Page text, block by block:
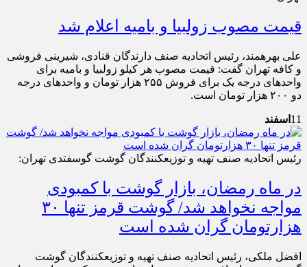
قیمت مصوب زولبیا و بامیه اعلام شد
علی بهره‎مند، رئیس اتحادیه صنف دارندگان قنادی، شیرینی فروشی
و کافه تهران گفت: قیمت مصوب هر کیلو زولبیا و بامیه برای
واحدهای درجه یک برای فروش ۲۵۵ هزار تومان و واحدهای درجه
دو ۲۰۰ هزار تومان است.
11 اسفند
رئیس اتحادیه صنف تهیه و توزیع‎کنندگان گوشت گوسفتدی تهران:
در ماه رمضان، بازار گوشت با کمبودی
مواجه نخواهد شد/ گوشت قرمز تنها ۳۰
هزارتومان گران شده است
افضل ملکی، رئیس اتحادیه صنف تهیه و توزیع‎کنندگان گوشت